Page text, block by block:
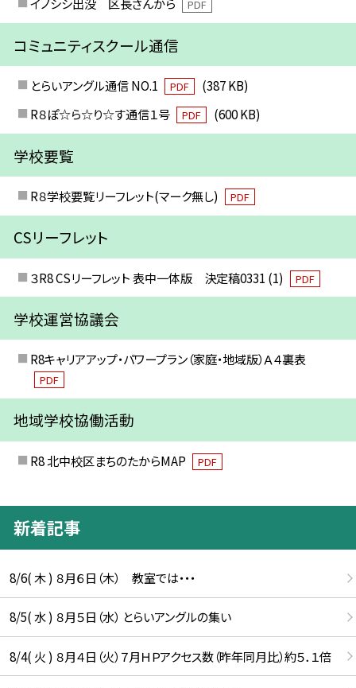
PDF
コミュニティスクール通信
とらいアングル通信 NO.1 PDF
(387 KB)
R８ぽ☆ら☆り☆す通信１号
PDF (600 KB)
学校要覧
R８学校要覧リーフレット(マーク無し) PDF
CSリーフレット
３R8 CSリーフレット 表中一体版 決定稿0331 (1) PDF
学校運営協議会
R8キャリアアップ・パワープラン（家庭・地域版）Ａ４裏表
PDF
地域学校協働活動
R8 北中校区まちのたからMAP PDF
新着記事
8/6( 木 ) ８月６日（木） 教室では・・・
8/5( 水 ) ８月５日（水） とらいアングルの集い
8/4( 火 ) ８月４日（火）７月ＨＰアクセス数（昨年同月比）約５．１倍